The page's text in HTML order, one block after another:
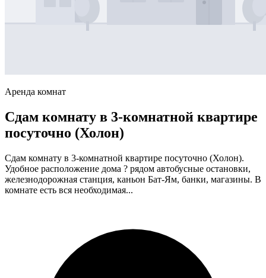
Аренда комнат
Сдам комнату в 3-комнатной квартире
посуточно (Холон)
Сдам комнату в 3-комнатной квартире посуточно (Холон).
Удобное расположение дома ? рядом автобусные остановки,
железнодорожная станция, каньон Бат-Ям, банки, магазины. В
комнате есть вся необходимая...